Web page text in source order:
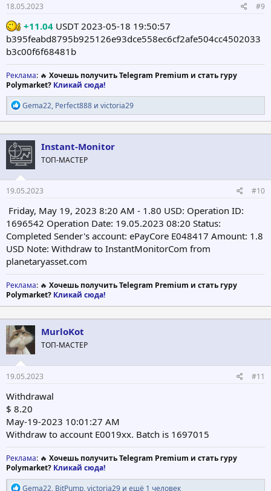
18.05.2023 #9
+11.04 USDT 2023-05-18 19:50:57
b395feabd8795b925126e93dce558ec6cf2afe504cc4502033
b3c00f6f68481b
Реклама: 🔥 Хочешь получить Telegram Premium и стать гуру
Polymarket? Кликай сюда!
Р
е
а
к
ц
и
и
:
Gema22, Perfect888 и victoria29
Instant-Monitor
ТОП-МАСТЕР
19.05.2023 #10
Friday, May 19, 2023 8:20 AM - 1.80 USD: Operation ID:
1696542 Operation Date: 19.05.2023 08:20 Status:
Completed Sender's account: ePayCore E048417 Amount: 1.8
USD Note: Withdraw to InstantMonitorCom from
planetaryasset.com
Реклама: 🔥 Хочешь получить Telegram Premium и стать гуру
Polymarket? Кликай сюда!
MurloKot
ТОП-МАСТЕР
19.05.2023 #11
Withdrawal
$ 8.20
May-19-2023 10:01:27 AM
Withdraw to account E0019xx. Batch is 1697015
Реклама: 🔥 Хочешь получить Telegram Premium и стать гуру
Polymarket? Кликай сюда!
Р
Gema22, BitPump,victoria29 и ещё 1 человек